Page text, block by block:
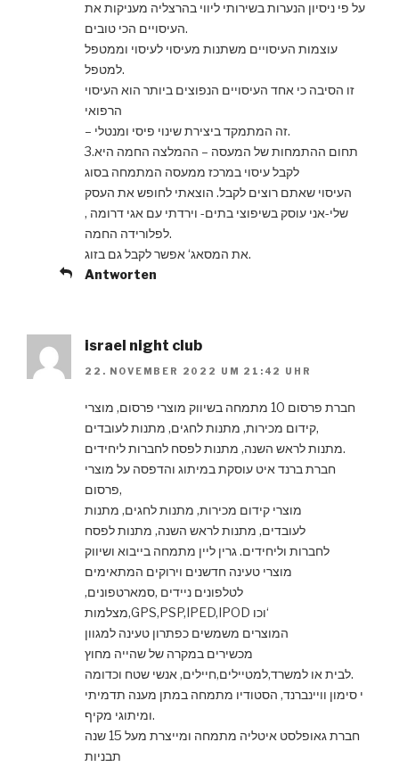
על פי ניסיון הנערות בשירותי ליווי בהרצליה מעניקות את
העיסויים הכי טובים.
עוצמות העיסויים משתנות מעיסוי לעיסוי וממטפל
למטפל.
זו הסיבה כי אחד העיסויים הנפוצים ביותר הוא העיסוי
הרפואי
– זה המתמקד ביצירת שינוי פיסי ומנטלי.
3.תחום ההתמחות של המעסה – ההמלצה החמה היא
לקבל עיסוי במרכז ממעסה המתמחה בסוג
העיסוי שאתם רוצים לקבל. הוצאתי לחופש את העסק
שלי-אני עוסק בשיפוצי בתים- וירדתי עם אגי דרומה ,
לפלורידה החמה.
את המסאג‘ אפשר לקבל גם בזוג.
Antworten
israel night club
22. NOVEMBER 2022 UM 21:42 UHR
חברת פרסום 10 מתמחה בשיווק מוצרי פרסום, מוצרי
קידום מכירות, מתנות לחגים, מתנות לעובדים,
מתנות לראש השנה, מתנות לפסח לחברות ליחידים.
חברת ברנד איט עוסקת במיתוג והדפסה על מוצרי
פרסום,
מוצרי קידום מכירות, מתנות לחגים, מתנות
לעובדים, מתנות לראש השנה, מתנות לפסח
לחברות וליחידים. גרין ליין מתמחה בייבוא ושיווק
מוצרי טעינה חדשנים וירוקים המתאימים
לטלפונים ניידים ,סמארטפונים,
מצלמות,GPS,PSP,IPED,IPOD וכו‘
המוצרים משמשים כפתרון טעינה למגוון
מכשירים במקרה של שהייה מחוץ
לבית או למשרד,למטיילים,חיילים, אנשי שטח וכדומה.
י סימון וויינברנד, הסטודיו מתמחה במתן מענה תדמיתי
ומיתוגי מקיף.
חברת גאופלסט איטליה מתמחה ומייצרת מעל 15 שנה
תבניות